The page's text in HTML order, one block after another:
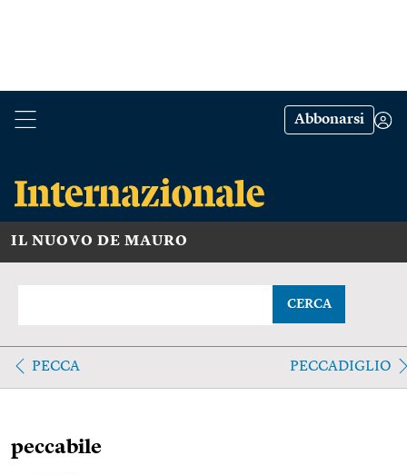
Abbonarsi
IL NUOVO DE MAURO
CERCA
PECCA PECCADIGLIO
peccabile